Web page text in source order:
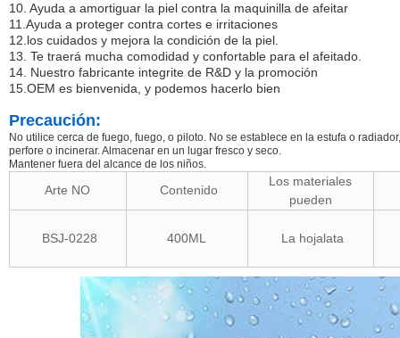
10. Ayuda a amortiguar la piel contra la maquinilla de afeitar
11.Ayuda a proteger contra cortes e irritaciones
12.los cuidados y mejora la condición de la piel.
13. Te traerá mucha comodidad y confortable para el afeitado.
14. Nuestro fabricante integrite de R&D y la promoción
15.OEM es bienvenida, y podemos hacerlo bien
Precaución:
No utilice cerca de fuego, fuego, o piloto. No se establece en la estufa o
perfore o incinerar. Almacenar en un lugar fresco y seco.
Mantener fuera del alcance de los niños.
Arte NO Contenido
Los materiales
pueden
BSJ-0228 400ML La hojalata